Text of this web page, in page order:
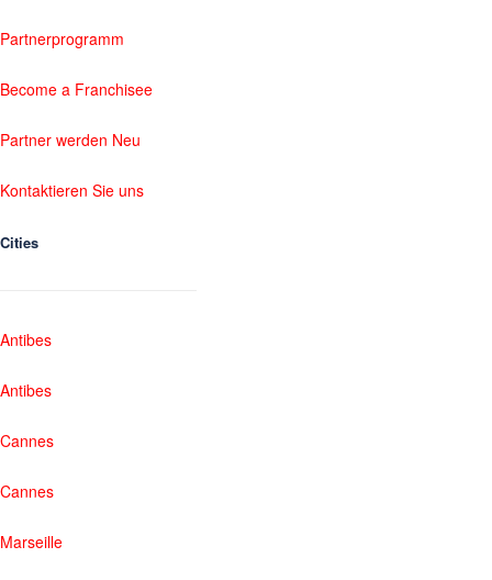
Partnerprogramm
Become a Franchisee
Partner werden Neu
Kontaktieren Sie uns
Cities
Antibes
Antibes
Cannes
Cannes
Marseille